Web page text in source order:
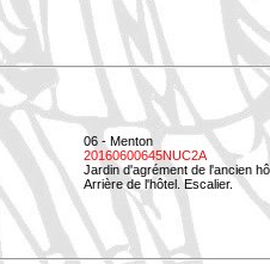
06 - Menton
20160600645NUC2A
Jardin d'agrément de l'ancien
Arrière de l'hôtel. Escalier.